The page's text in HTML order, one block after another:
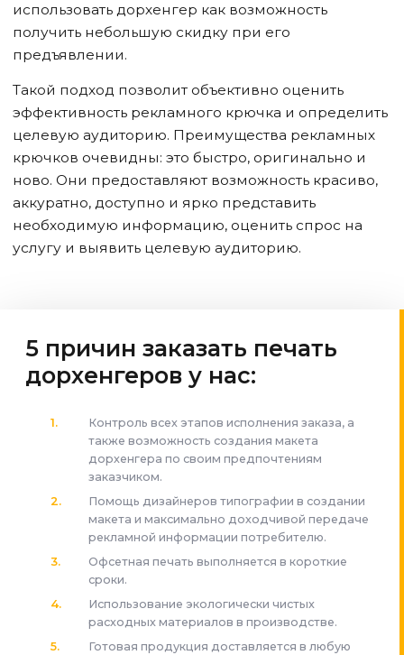
использовать дорхенгер как возможность
получить небольшую скидку при его
предъявлении.
Такой подход позволит объективно оценить
эффективность рекламного крючка и определить
целевую аудиторию. Преимущества рекламных
крючков очевидны: это быстро, оригинально и
ново. Они предоставляют возможность красиво,
аккуратно, доступно и ярко представить
необходимую информацию, оценить спрос на
услугу и выявить целевую аудиторию.
5 причин заказать печать
дорхенгеров у нас:
Контроль всех этапов исполнения заказа, а
также возможность создания макета
дорхенгера по своим предпочтениям
заказчиком.
Помощь дизайнеров типографии в создании
макета и максимально доходчивой передаче
рекламной информации потребителю.
Офсетная печать выполняется в короткие
сроки.
Использование экологически чистых
расходных материалов в производстве.
Готовая продукция доставляется в любую